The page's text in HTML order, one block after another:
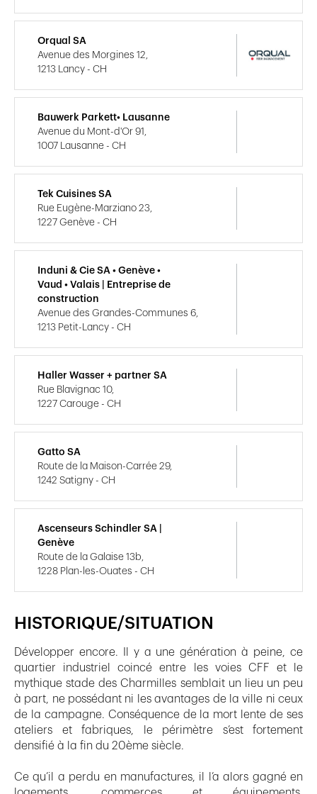
HISTORIQUE/SITUATION
Développer encore. Il y a une génération à peine, ce
quartier industriel coincé entre les voies CFF et le
mythique stade des Charmilles semblait un lieu un peu
à part, ne possédant ni les avantages de la ville ni ceux
de la campagne. Conséquence de la mort lente de ses
ateliers et fabriques, le périmètre s’est fortement
densifié à la fin du 20ème siècle.
Ce qu’il a perdu en manufactures, il l’a alors gagné en
Orqual SA
Avenue des Morgines 12,
1213 Lancy - CH
Bauwerk Parkett• Lausanne
Avenue du Mont-d'Or 91,
1007 Lausanne - CH
Tek Cuisines SA
Rue Eugène-Marziano 23,
1227 Genève - CH
Induni & Cie SA • Genève •
Vaud • Valais | Entreprise de
construction
Avenue des Grandes-Communes 6,
1213 Petit-Lancy - CH
Haller Wasser + partner SA
Rue Blavignac 10,
1227 Carouge - CH
Gatto SA
Route de la Maison-Carrée 29,
1242 Satigny - CH
Ascenseurs Schindler SA |
Genève
Route de la Galaise 13b,
1228 Plan-les-Ouates - CH